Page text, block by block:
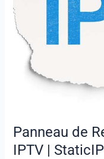
Panneau de
IPTV |
IPTV
|
StaticIPTV.fr